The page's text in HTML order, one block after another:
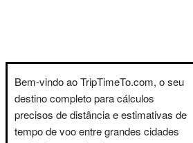
Bem-vindo ao TripTimeTo.com, o seu
destino completo para cálculos
precisos de distância e estimativas de
tempo de voo entre grandes cidades